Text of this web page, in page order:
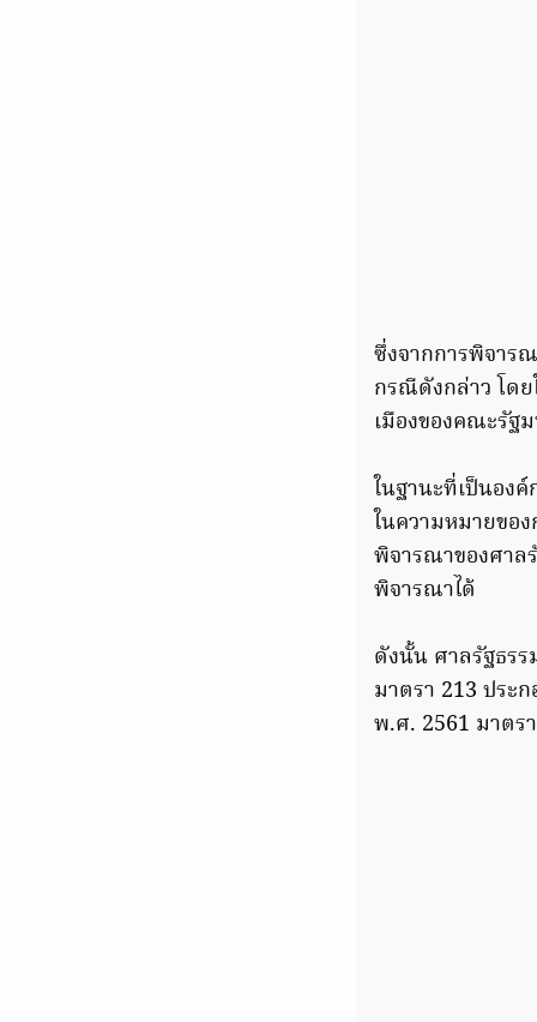
ซึ่งจากการพิจาร
กรณีดังกล่าว โด
เมืองของคณะรัฐ
ในฐานะที่เป็นอง
ในความหมายขอ
พิจารณาของศาล
พิจารณาได้
ดังนั้น ศาลรัฐธร
มาตรา 213 ประ
พ.ศ. 2561 มาตร